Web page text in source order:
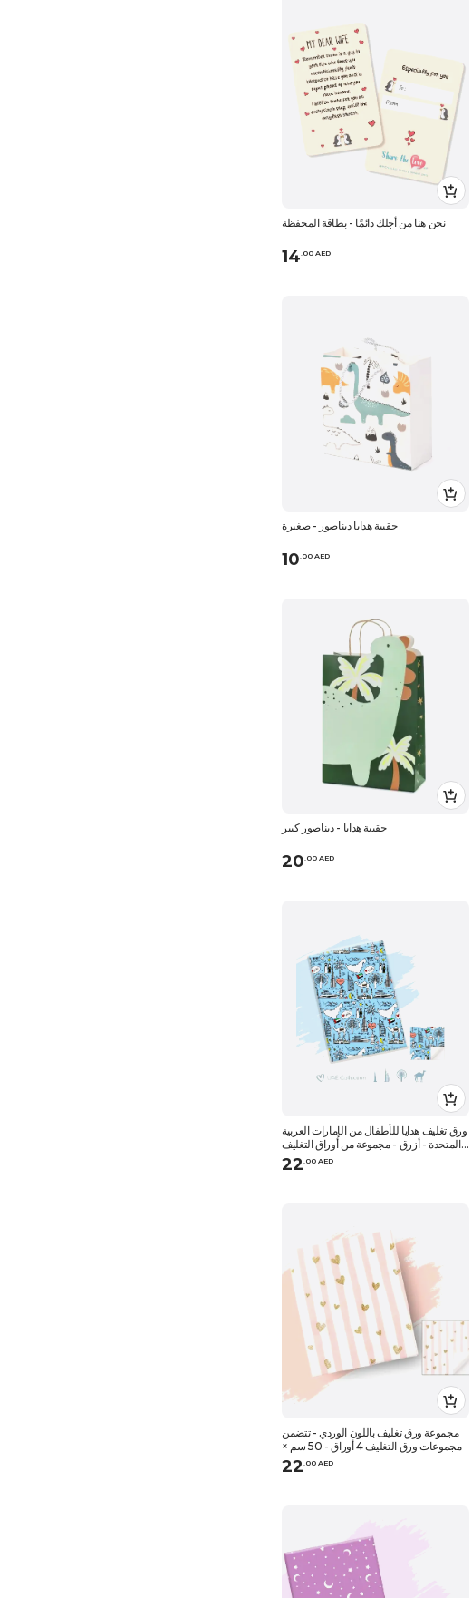
نحن هنا من أجلك دائمًا - بطاقة المحفظة
14.00 AED
حقيبة هدايا ديناصور - صغيرة
10 00 AED
حقيبة هدايا - ديناصور كبير
20.00 AED
ورق تغليف هدايا للأطفال من الإمارات العربية
المتحدة - أزرق - مجموعة من أوراق التغليف
22 00 AED
مجموعة ورق تغليف باللون الوردي - تتضمن
مجموعات ورق التغليف 4 أوراق - 50 سم ×
70 سم22.00 AED